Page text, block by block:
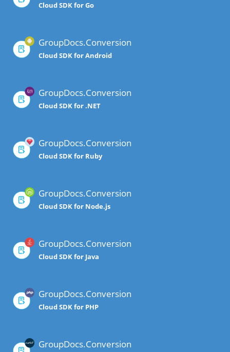
Cloud SDK for Go
GroupDocs.Conversion
Cloud SDK for Android
GroupDocs.Conversion
Cloud SDK for .NET
GroupDocs.Conversion
Cloud SDK for Ruby
GroupDocs.Conversion
Cloud SDK for Node.js
GroupDocs.Conversion
Cloud SDK for Java
GroupDocs.Conversion
Cloud SDK for PHP
GroupDocs.Conversion